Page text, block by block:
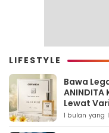
LIFESTYLE
Bawa
ANINDITA
Lewat
1 bulan yang